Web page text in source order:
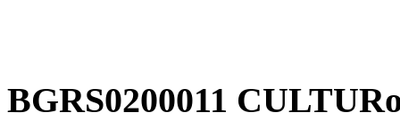
BGRS0200011